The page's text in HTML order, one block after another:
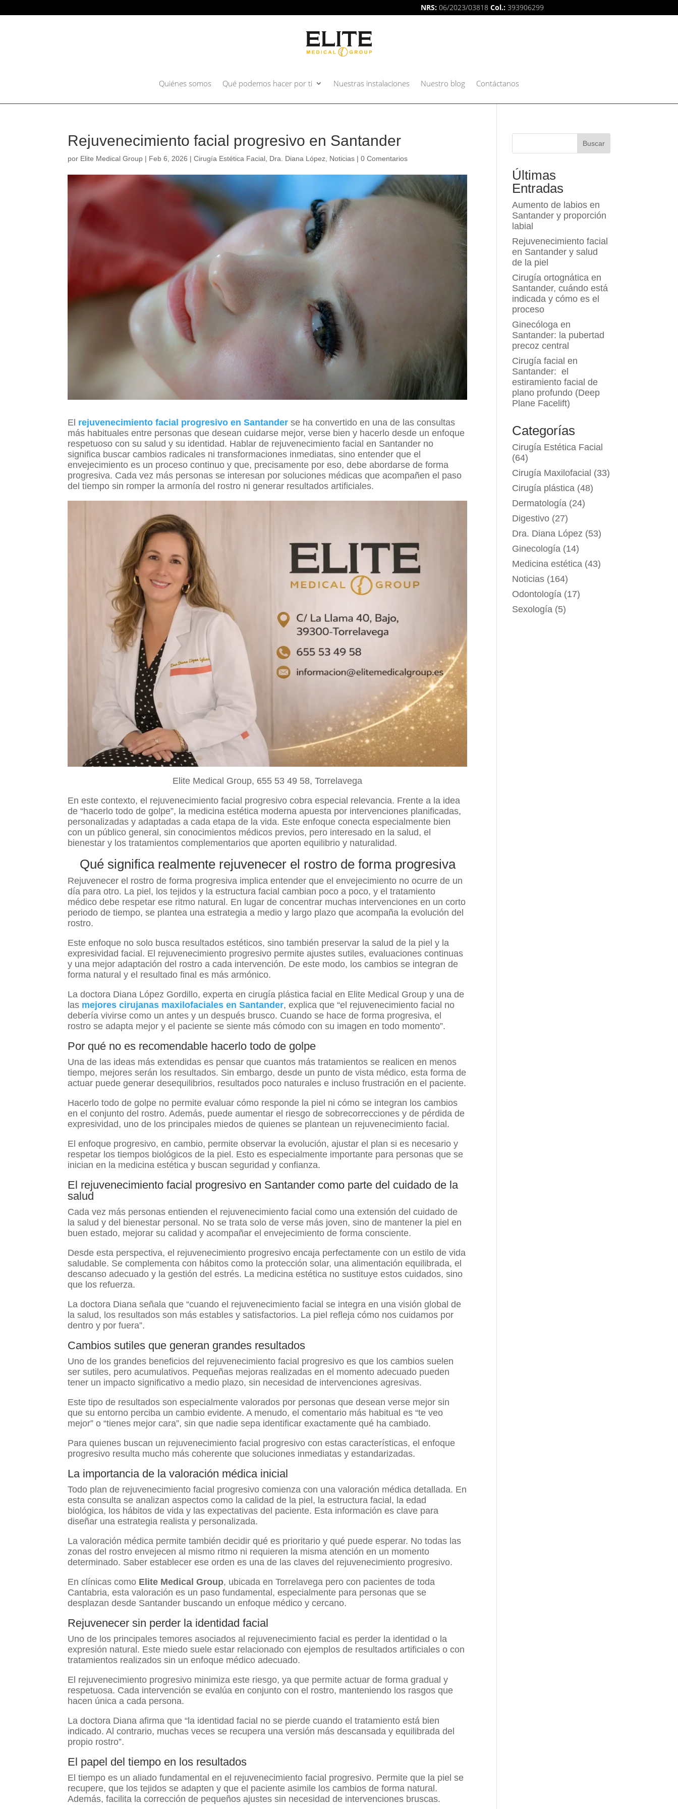
NRS:06/2023/03818 Col.:393906299
Quiénes somos Qué podemos hacer por ti Nuestras instalaciones Nuestro blog Contáctanos
Rejuvenecimiento facial progresivo en Santander
por Elite Medical Group | Feb 6, 2026 |Cirugía Estética Facial, Dra. Diana López, Noticias |0 Comentarios
El rejuvenecimiento facial progresivo en Santander se ha convertido en una de las consultas
más habituales entre personas que desean cuidarse mejor, verse bien y hacerlo desde un enfoque
respetuoso con su salud y su identidad. Hablar de rejuvenecimiento facial en Santander no
significa buscar cambios radicales ni transformaciones inmediatas, sino entender que el
envejecimiento es un proceso continuo y que, precisamente por eso, debe abordarse de forma
progresiva. Cada vez más personas se interesan por soluciones médicas que acompañen el paso
del tiempo sin romper la armonía del rostro ni generar resultados artificiales.
Elite Medical Group, 655 53 49 58, Torrelavega
En este contexto, el rejuvenecimiento facial progresivo cobra especial relevancia. Frente a la idea
de “hacerlo todo de golpe”, la medicina estética moderna apuesta por intervenciones planificadas,
personalizadas y adaptadas a cada etapa de la vida. Este enfoque conecta especialmente bien
con un público general, sin conocimientos médicos previos, pero interesado en la salud, el
bienestar y los tratamientos complementarios que aporten equilibrio y naturalidad.
Qué significa realmente rejuvenecer el rostro de forma progresiva
Rejuvenecer el rostro de forma progresiva implica entender que el envejecimiento no ocurre de un
día para otro. La piel, los tejidos y la estructura facial cambian poco a poco, y el tratamiento
médico debe respetar ese ritmo natural. En lugar de concentrar muchas intervenciones en un corto
periodo de tiempo, se plantea una estrategia a medio y largo plazo que acompaña la evolución del
rostro.
Este enfoque no solo busca resultados estéticos, sino también preservar la salud de la piel y la
expresividad facial. El rejuvenecimiento progresivo permite ajustes sutiles, evaluaciones continuas
y una mejor adaptación del rostro a cada intervención. De este modo, los cambios se integran de
forma natural y el resultado final es más armónico.
La doctora Diana López Gordillo, experta en cirugía plástica facial en Elite Medical Group y una de
las mejores cirujanas maxilofaciales en Santander, explica que “el rejuvenecimiento facial no
debería vivirse como un antes y un después brusco. Cuando se hace de forma progresiva, el
rostro se adapta mejor y el paciente se siente más cómodo con su imagen en todo momento”.
Por qué no es recomendable hacerlo todo de golpe
Una de las ideas más extendidas es pensar que cuantos más tratamientos se realicen en menos
tiempo, mejores serán los resultados. Sin embargo, desde un punto de vista médico, esta forma de
actuar puede generar desequilibrios, resultados poco naturales e incluso frustración en el paciente.
Hacerlo todo de golpe no permite evaluar cómo responde la piel ni cómo se integran los cambios
en el conjunto del rostro. Además, puede aumentar el riesgo de sobrecorrecciones y de pérdida de
expresividad, uno de los principales miedos de quienes se plantean un rejuvenecimiento facial.
El enfoque progresivo, en cambio, permite observar la evolución, ajustar el plan si es necesario y
respetar los tiempos biológicos de la piel. Esto es especialmente importante para personas que se
inician en la medicina estética y buscan seguridad y confianza.
El rejuvenecimiento facial progresivo en Santander como parte del cuidado de la
salud
Cada vez más personas entienden el rejuvenecimiento facial como una extensión del cuidado de
la salud y del bienestar personal. No se trata solo de verse más joven, sino de mantener la piel en
buen estado, mejorar su calidad y acompañar el envejecimiento de forma consciente.
Desde esta perspectiva, el rejuvenecimiento progresivo encaja perfectamente con un estilo de vida
saludable. Se complementa con hábitos como la protección solar, una alimentación equilibrada, el
descanso adecuado y la gestión del estrés. La medicina estética no sustituye estos cuidados, sino
que los refuerza.
La doctora Diana señala que “cuando el rejuvenecimiento facial se integra en una visión global de
la salud, los resultados son más estables y satisfactorios. La piel refleja cómo nos cuidamos por
dentro y por fuera”.
Cambios sutiles que generan grandes resultados
Uno de los grandes beneficios del rejuvenecimiento facial progresivo es que los cambios suelen
ser sutiles, pero acumulativos. Pequeñas mejoras realizadas en el momento adecuado pueden
tener un impacto significativo a medio plazo, sin necesidad de intervenciones agresivas.
Este tipo de resultados son especialmente valorados por personas que desean verse mejor sin
que su entorno perciba un cambio evidente. A menudo, el comentario más habitual es “te veo
mejor” o “tienes mejor cara”, sin que nadie sepa identificar exactamente qué ha cambiado.
Para quienes buscan un rejuvenecimiento facial progresivo con estas características, el enfoque
progresivo resulta mucho más coherente que soluciones inmediatas y estandarizadas.
La importancia de la valoración médica inicial
Todo plan de rejuvenecimiento facial progresivo comienza con una valoración médica detallada. En
esta consulta se analizan aspectos como la calidad de la piel, la estructura facial, la edad
biológica, los hábitos de vida y las expectativas del paciente. Esta información es clave para
diseñar una estrategia realista y personalizada.
La valoración médica permite también decidir qué es prioritario y qué puede esperar. No todas las
zonas del rostro envejecen al mismo ritmo ni requieren la misma atención en un momento
determinado. Saber establecer ese orden es una de las claves del rejuvenecimiento progresivo.
En clínicas como Elite Medical Group, ubicada en Torrelavega pero con pacientes de toda
Cantabria, esta valoración es un paso fundamental, especialmente para personas que se
desplazan desde Santander buscando un enfoque médico y cercano.
Rejuvenecer sin perder la identidad facial
Uno de los principales temores asociados al rejuvenecimiento facial es perder la identidad o la
expresión natural. Este miedo suele estar relacionado con ejemplos de resultados artificiales o con
tratamientos realizados sin un enfoque médico adecuado.
El rejuvenecimiento progresivo minimiza este riesgo, ya que permite actuar de forma gradual y
respetuosa. Cada intervención se evalúa en conjunto con el rostro, manteniendo los rasgos que
hacen única a cada persona.
La doctora Diana afirma que “la identidad facial no se pierde cuando el tratamiento está bien
indicado. Al contrario, muchas veces se recupera una versión más descansada y equilibrada del
propio rostro”.
El papel del tiempo en los resultados
El tiempo es un aliado fundamental en el rejuvenecimiento facial progresivo. Permite que la piel se
recupere, que los tejidos se adapten y que el paciente asimile los cambios de forma natural.
Además, facilita la corrección de pequeños ajustes sin necesidad de intervenciones bruscas.
Buscar
Últimas
Entradas
Aumento de labios en
Santander y proporción
labial
Rejuvenecimiento facial
en Santander y salud
de la piel
Cirugía ortognática en
Santander, cuándo está
indicada y cómo es el
proceso
Ginecóloga en
Santander: la pubertad
precoz central
Cirugía facial en
Santander: el
estiramiento facial de
plano profundo (Deep
Plane Facelift)
Categorías
Cirugía Estética Facial
(64)
Cirugía Maxilofacial (33)
Cirugía plástica (48)
Dermatología (24)
Digestivo (27)
Dra. Diana López (53)
Ginecología (14)
Medicina estética (43)
Noticias (164)
Odontología (17)
Sexología (5)